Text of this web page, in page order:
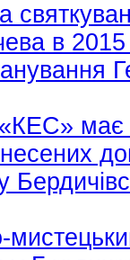
в 2015
має